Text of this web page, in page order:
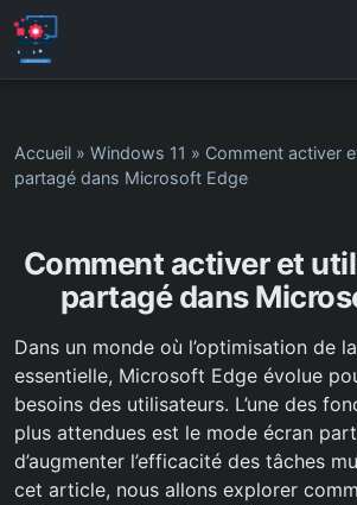
Accueil » Windows 11 » Comment activer
partagé dans Microsoft Edge
Comment activer et
partagé dans
Dans un monde où l’optimisation de
essentielle, Microsoft Edge évolue
besoins des utilisateurs. L’une des
plus attendues est le mode écran
d’augmenter l’efficacité des tâches
cet article, nous allons explorer